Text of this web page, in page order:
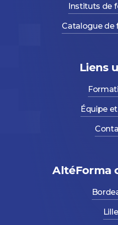
Instituts de
Catalogue de
Liens
Équipe
AltéForma
Lille